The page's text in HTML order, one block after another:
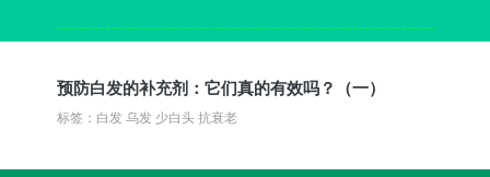
预防白发的补充剂：它们真的有效吗？（一）
标签：白发 乌发 少白头 抗衰老